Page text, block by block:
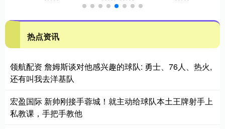
热点资讯
领航配资 詹姆斯谈对他感兴趣的球队: 勇士、76人、热火,
还有叫我去洋基队
宏盈国际 新帅刚接手蓉城！就主动给球队本土王牌射手上
私教课，手把手教他